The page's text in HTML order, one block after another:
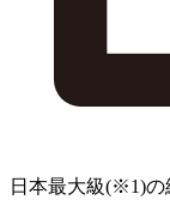
日本最大級(※1)の